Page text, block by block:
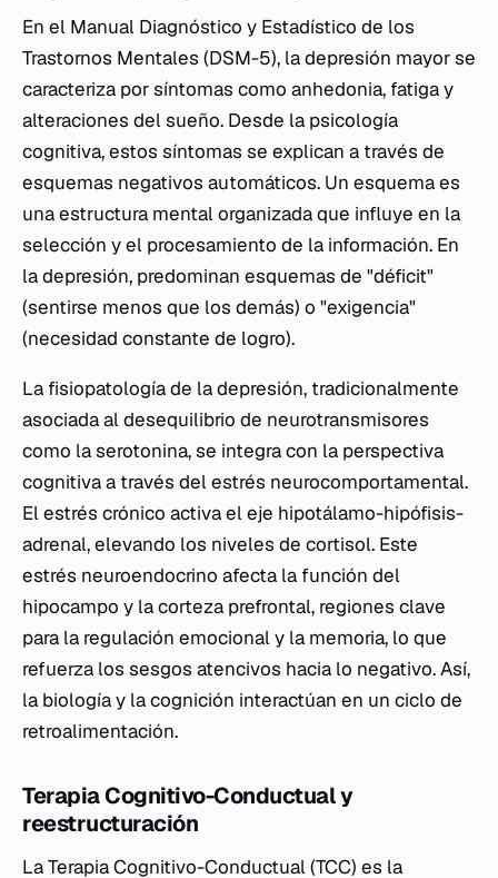
En el Manual Diagnóstico y Estadístico de los
Trastornos Mentales (DSM-5), la depresión mayor se
caracteriza por síntomas como anhedonia, fatiga y
alteraciones del sueño. Desde la psicología
cognitiva, estos síntomas se explican a través de
esquemas negativos automáticos. Un esquema es
una estructura mental organizada que influye en la
selección y el procesamiento de la información. En
la depresión, predominan esquemas de "déficit"
(sentirse menos que los demás) o "exigencia"
(necesidad constante de logro).
La fisiopatología de la depresión, tradicionalmente
asociada al desequilibrio de neurotransmisores
como la serotonina, se integra con la perspectiva
cognitiva a través del estrés neurocomportamental.
El estrés crónico activa el eje hipotálamo-hipófisis-
adrenal, elevando los niveles de cortisol. Este
estrés neuroendocrino afecta la función del
hipocampo y la corteza prefrontal, regiones clave
para la regulación emocional y la memoria, lo que
refuerza los sesgos atencivos hacia lo negativo. Así,
la biología y la cognición interactúan en un ciclo de
retroalimentación.
Terapia Cognitivo-Conductual y
reestructuración
La Terapia Cognitivo-Conductual (TCC) es la